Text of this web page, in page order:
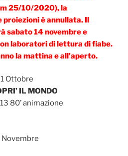
25/10/2020), la
è annullata. Il
sabato 14 novembre e
laboratori di lettura di fiabe.
la mattina e all’aperto.
Ottobre
IL MONDO
80’ animazione
Novembre